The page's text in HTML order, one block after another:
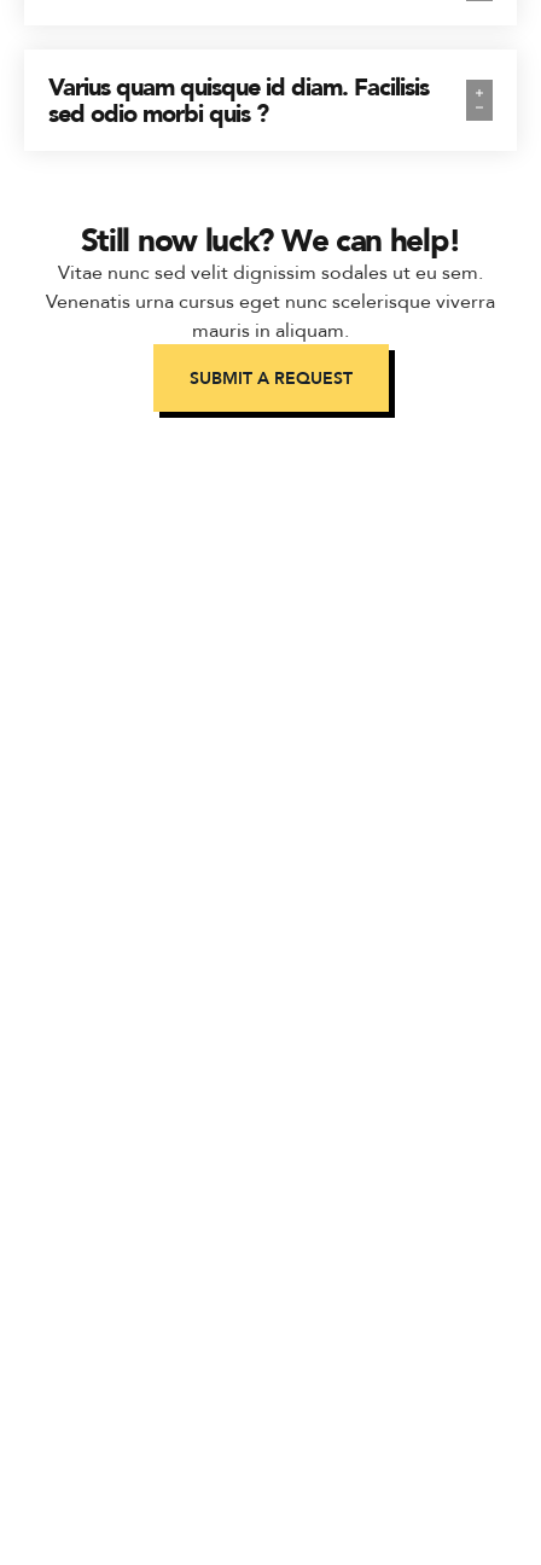
Varius quam quisque id diam. Facilisis
sed odio morbi quis ?
Still now luck? We can help!
Vitae nunc sed velit dignissim sodales ut eu sem.
Venenatis urna cursus eget nunc scelerisque viverra
mauris in aliquam.
SUBMIT A REQUEST